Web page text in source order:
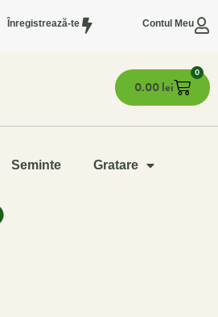
Înregistrează-te Contul Meu
0.00lei
0
Seminte Gratare